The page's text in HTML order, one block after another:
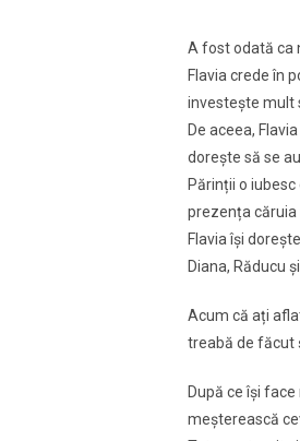
A fost odată ca
Flavia crede în
investește mult
De aceea,
dorește să se
Părinții o
prezența căruia
Flavia își
Diana, Răducu
Acum că ați
treabă de făcut
După ce își
meșterească